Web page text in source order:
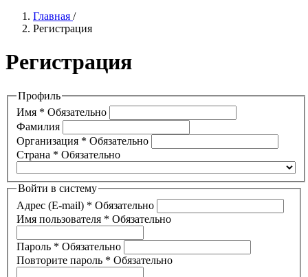
Главная /
Регистрация
Регистрация
Профиль
Имя * Обязательно
Фамилия
Организация * Обязательно
Страна * Обязательно
Войти в систему
Адрес (E-mail) * Обязательно
Имя пользователя * Обязательно
Пароль * Обязательно
Повторите пароль * Обязательно